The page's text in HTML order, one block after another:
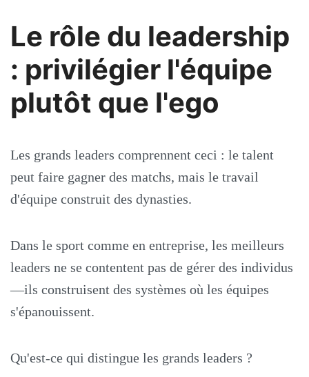
Le rôle du leadership
: privilégier l'équipe
plutôt que l'ego
Les grands leaders comprennent ceci : le talent
peut faire gagner des matchs, mais le travail
d'équipe construit des dynasties.
Dans le sport comme en entreprise, les meilleurs
leaders ne se contentent pas de gérer des individus
—ils construisent des systèmes où les équipes
s'épanouissent.
Qu'est-ce qui distingue les grands leaders ?